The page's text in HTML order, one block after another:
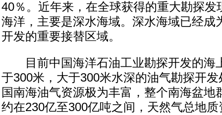
40％。近年来，在全球获得的重大勘探发
海洋，主要是深水海域。深水海域已经成
开发的重要接替区域。
目前中国海洋石油工业勘探开发的海
于300米，大于300米水深的油气勘探开
国南海油气资源极为丰富，整个南海盆地
约在230亿至300亿吨之间，天然气总地